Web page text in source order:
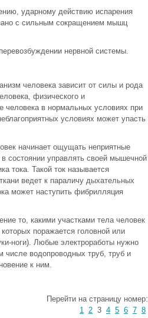
ударному действию испарения
с сильным сокращением мышц
нервной системы.
человека зависит от силы и рода
физического и
человека в нормальных условиях при
условиях может упасть
начинает ощущать неприятные
состоянии управлять своей мышечной
тока. Такой ток называется
ведет к параличу дыхательных
может наступить фибрилляция
то, какими участками тела человек
поражается головной или
ноги). Любые электроработы нужно
числе водопроводных труб, труб и
к ним.
Перейти на страницу номер:
1 2 3 4 5 6 7 8